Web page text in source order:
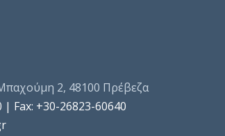
2, 48100 Πρέβεζα
Fax: +30-26823-60640